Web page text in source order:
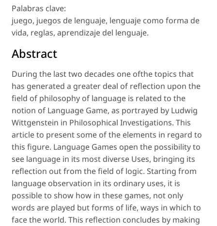
Palabras clave:
juego, juegos de lenguaje, lenguaje como forma de
vida, reglas, aprendizaje del lenguaje.
Abstract
During the last two decades one ofthe topics that
has generated a greater deal of reflection upon the
field of philosophy of language is related to the
notion of Language Game, as portrayed by Ludwig
Wittgenstein in Philosophical Investigations. This
article to present some of the elements in regard to
this figure. Language Games open the possibility to
see language in its most diverse Uses, bringing its
reflection out from the field of logic. Starting from
language observation in its ordinary uses, it is
possible to show how in these games, not only
words are played but forms of life, ways in which to
face the world. This reflection concludes by making